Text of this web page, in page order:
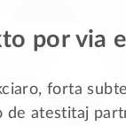
por via
forta
de atestitaj